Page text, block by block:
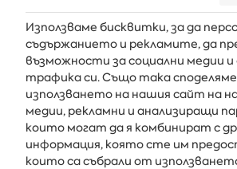
Получавайте последните новини и
вашата пощенска
Използваме бисквитки, за да
съдържанието и рекламите, да
възможности за социални медии и
трафика си. Също така
използването на нашия сайт на
медии, рекламни и анализиращи
които могат да я комбинират с
информация, която сте им
които са събрали от